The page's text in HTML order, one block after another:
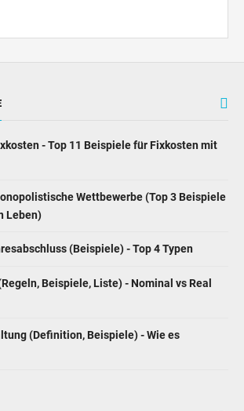
- Top 11 Beispiele für Fixkosten mit
Wettbewerbe (Top 3 Beispiele
Leben)
(Beispiele) - Top 4 Typen
Beispiele, Liste) - Nominal vs Real
(Definition, Beispiele) - Wie es